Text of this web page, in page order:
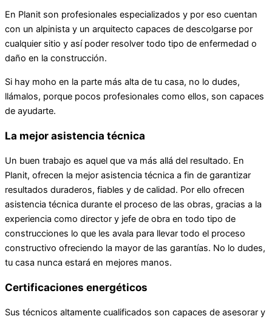
En Planit son profesionales especializados y por eso cuentan
con un alpinista y un arquitecto capaces de descolgarse por
cualquier sitio y así poder resolver todo tipo de enfermedad o
daño en la construcción.
Si hay moho en la parte más alta de tu casa, no lo dudes,
llámalos, porque pocos profesionales como ellos, son capaces
de ayudarte.
La mejor asistencia técnica
Un buen trabajo es aquel que va más allá del resultado. En
Planit, ofrecen la mejor asistencia técnica a fin de garantizar
resultados duraderos, fiables y de calidad. Por ello ofrecen
asistencia técnica durante el proceso de las obras, gracias a la
experiencia como director y jefe de obra en todo tipo de
construcciones lo que les avala para llevar todo el proceso
constructivo ofreciendo la mayor de las garantías. No lo dudes,
tu casa nunca estará en mejores manos.
Certificaciones energéticos
Sus técnicos altamente cualificados son capaces de asesorar y